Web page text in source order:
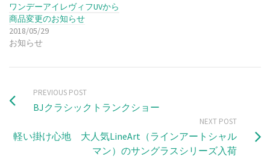
ワンデーアイレヴィフUVから
商品変更のお知らせ
2018/05/29
お知らせ
PREVIOUS POST
BJクラシックトランクショー
NEXT POST
軽い掛け心地 大人気LineArt（ラインアートシャル
マン）のサングラスシリーズ入荷